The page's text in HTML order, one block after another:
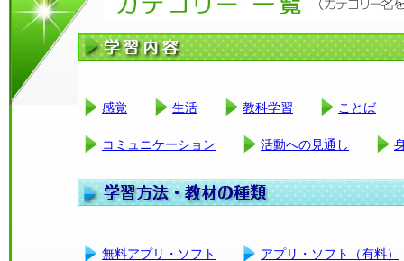
感覚 生活 教科学習 ことば
コミュニケーション 活動への見通し
無料アプリ・ソフト アプリ・ソフト（有料）